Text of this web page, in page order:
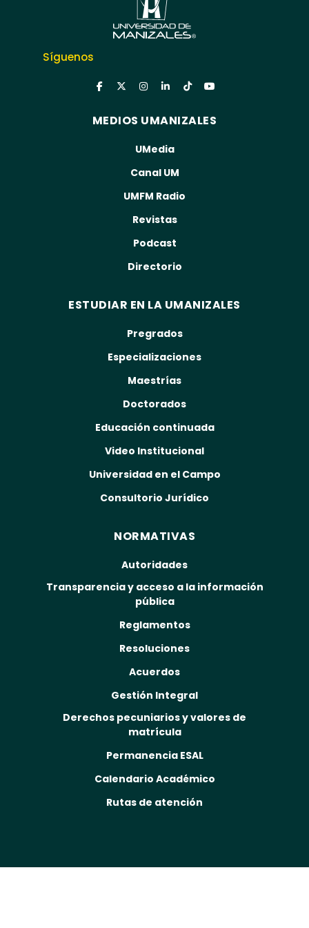
Síguenos
MEDIOS UMANIZALES
UMedia
Canal UM
UMFM Radio
Revistas
Podcast
Directorio
ESTUDIAR EN LA UMANIZALES
Pregrados
Especializaciones
Maestrías
Doctorados
Educación continuada
Video Institucional
Universidad en el Campo
Consultorio Jurídico
NORMATIVAS
Autoridades
Transparencia y acceso a la información
pública
Reglamentos
Resoluciones
Acuerdos
Gestión Integral
Derechos pecuniarios y valores de
matrícula
Permanencia ESAL
Calendario Académico
Rutas de atención